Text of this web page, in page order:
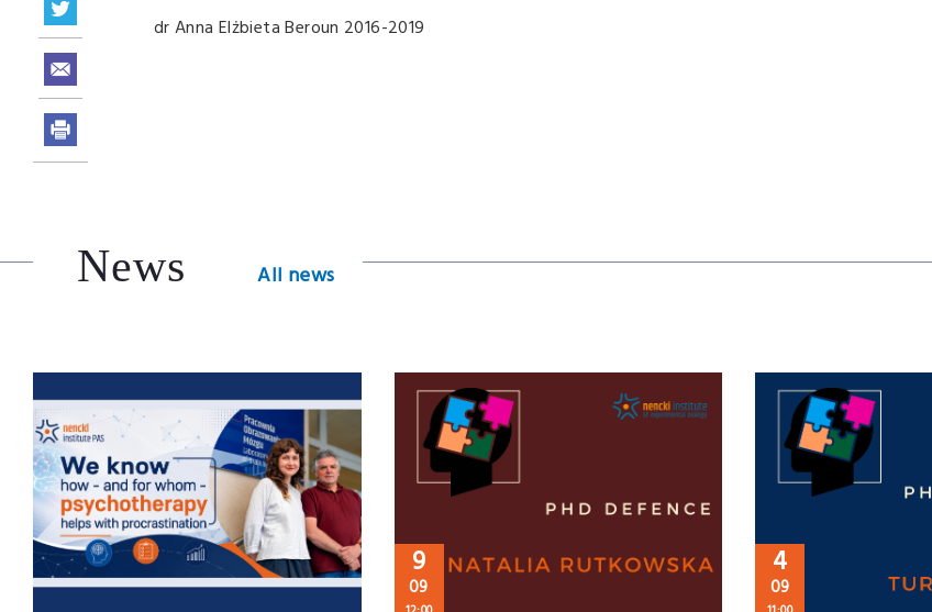
dr Anna Elżbieta Beroun 2016-2019
News All news
9
09
4
09